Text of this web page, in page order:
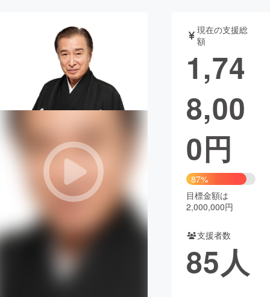
アート・写真 音楽
テクノロジー・ガジェット ゲーム・サ
映像・映画
まちづくり・地域活性化
CAMPFIRE for Social Good
CAMPFIRE Creation
CAMPFIREふるさと納税machi-ya コミュニティ
現在の支援総
額
1,74
8,00
0円
87%
目標金額は
2,000,000円
支援者数
85人